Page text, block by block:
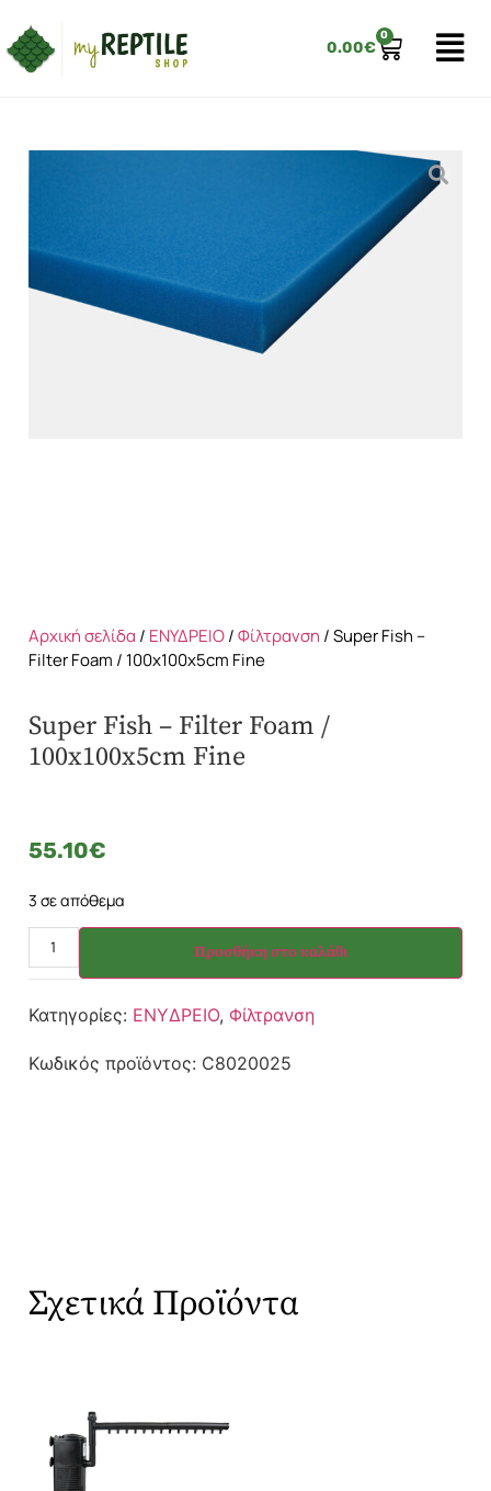
0.00€
0
Αρχική σελίδα / ΕΝΥΔΡΕΙΟ/Φίλτρανση / Super Fish –
Filter Foam / 100x100x5cm Fine
Super Fish – Filter Foam /
100x100x5cm Fine
55.10€
3 σε απόθεμα
Προσθήκη στο καλάθι
Κατηγορίες: ΕΝΥΔΡΕΙΟ, Φίλτρανση
Κωδικός προϊόντος: C8020025
Σχετικά Προϊόντα